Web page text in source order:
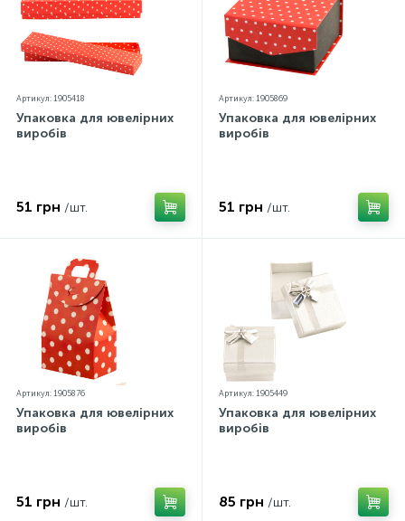
Артикул: 1905418
Упаковка для ювелірних
виробів
51 грн /шт.
Артикул: 1905869
Упаковка для ювелірних
виробів
51 грн /шт.
Артикул: 1905876
Упаковка для ювелірних
виробів
51 грн /шт.
Артикул: 1905449
Упаковка для ювелірних
виробів
85 грн /шт.